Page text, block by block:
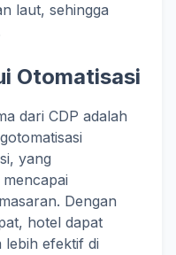
laut, sehingga
Otomatisasi
dari CDP adalah
yang
Dengan
hotel dapat
lebih efektif di